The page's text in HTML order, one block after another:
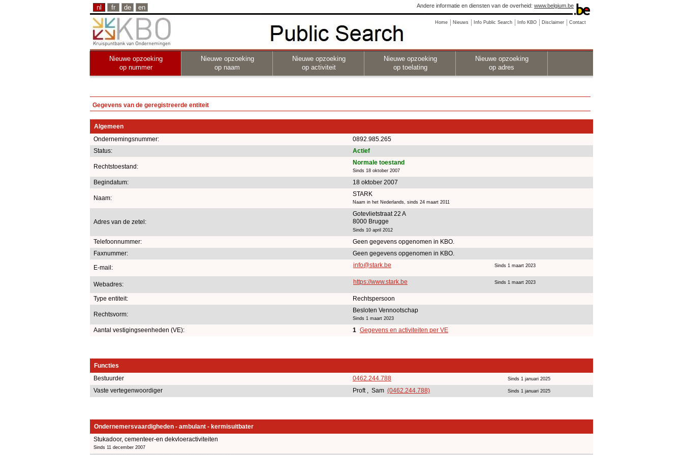
nl fr de en Andere informatie en diensten van de overheid: www.belgium.be
Home Nieuws Info Public Search Info KBO Disclaimer Contact
Nieuwe opzoeking
op nummer
Nieuwe opzoeking
op naam
Nieuwe opzoeking
op activiteit
Nieuwe opzoeking
op toelating
Nieuwe opzoeking
op adres
Gegevens van de geregistreerde entiteit
Algemeen
Ondernemingsnummer:
0892.985.265
Status:
Actief
Rechtstoestand:
Normale toestand
Sinds 18 oktober 2007
Begindatum: 18 oktober 2007
Naam:
STARK
Naam in het Nederlands, sinds 24 maart 2011
Adres van de zetel:
Gotevlietstraat 22 A
8000 Brugge
Sinds 10 april 2012
Telefoonnummer:
Geen gegevens opgenomen in KBO.
Faxnummer:
Geen gegevens opgenomen in KBO.
E-mail:
info@stark.be Sinds 1 maart 2023
Webadres: https://www.stark.be Sinds 1 maart 2023
Type entiteit: Rechtspersoon
Rechtsvorm:
Besloten Vennootschap
Sinds 1 maart 2023
Aantal vestigingseenheden (VE): 1 Gegevens en activiteiten per VE
Functies
Bestuurder
0462.244.788 Sinds 1 januari 2025
Vaste vertegenwoordiger Proft , Sam (0462.244.788) Sinds 1 januari 2025
Ondernemersvaardigheden - ambulant - kermisuitbater
Stukadoor, cementeer-en dekvloeractiviteiten
Sinds 11 december 2007